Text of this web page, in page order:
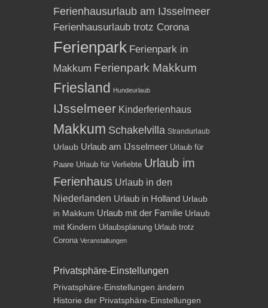
Ferienhausurlaub am IJsselmeer
Ferienhausurlaub trotz Corona
Ferienpark Ferienpark in
Makkum Ferienpark Makkum
Friesland Hundeurlaub
IJsselmeer Kinderferienhaus
Makkum Schakelvilla Strandurlaub
Urlaub Urlaub am IJsselmeer Urlaub für
Paare Urlaub für Verliebte Urlaub im
Ferienhaus Urlaub in den
Niederlanden Urlaub in Holland Urlaub
in Makkum Urlaub mit der Familie Urlaub
mit Kindern Urlaubsplanung Urlaub trotz
Corona Veranstaltungen
Privatsphäre-Einstellungen
Privatsphäre-Einstellungen ändern
Historie der Privatsphäre-Einstellungen